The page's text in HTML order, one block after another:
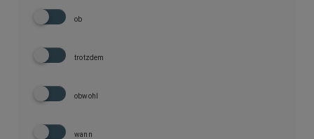
ob
trotzdem
obwohl
wann